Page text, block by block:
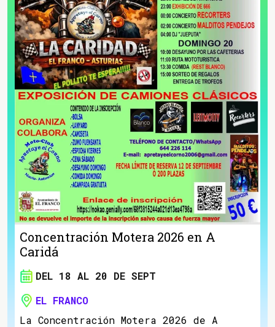
Concentración Motera 2026 en A
Caridá
DEL 18 AL 20 DE SEPT
EL FRANCO
La Concentración Motera 2026 de A